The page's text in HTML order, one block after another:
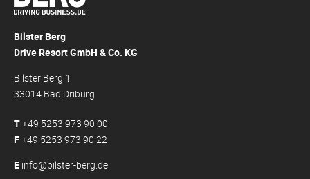
Bilster Berg
Drive Resort GmbH & Co. KG
Bilster Berg 1
33014 Bad Driburg
T+49 5253 973 90 00
F+49 5253 973 90 22
E info@bilster-berg.de